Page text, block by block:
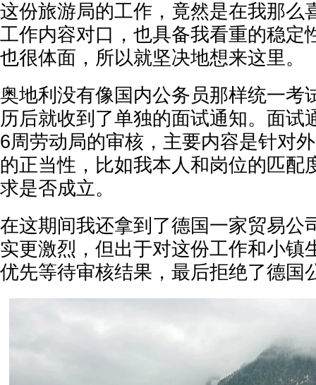
这份旅游局的工作，竟然是在我那么
工作内容对口，也具备我看重的稳定
也很体面，所以就坚决地想来这里。
奥地利没有像国内公务员那样统一考
历后就收到了单独的面试通知。面试
6周劳动局的审核，主要内容是针对
的正当性，比如我本人和岗位的匹配
求是否成立。
在这期间我还拿到了德国一家贸易公
实更激烈，但出于对这份工作和小镇
优先等待审核结果，最后拒绝了德国